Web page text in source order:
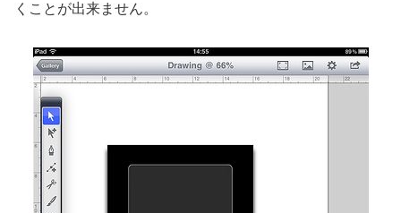
くことが出来ません。